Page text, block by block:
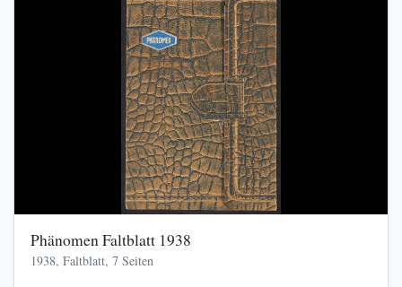
Phänomen Faltblatt 1938
1938, Faltblatt, 7 Seiten